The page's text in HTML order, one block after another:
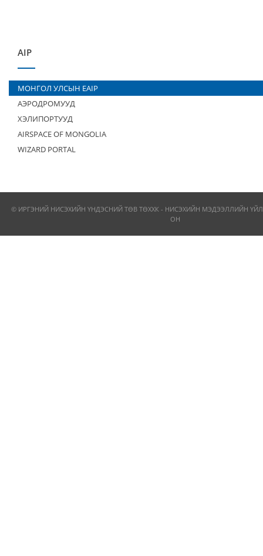
AIP
МОНГОЛ УЛСЫН EAIP
АЭРОДРОМУУД
ХЭЛИПОРТУУД
AIRSPACE OF MONGOLIA
WIZARD PORTAL
© ИРГЭНИЙ НИСЭХИЙН ҮНДЭСНИЙ ТӨВ ТӨХХК - НИСЭХИЙН МЭДЭЭЛЛИЙН
ОН